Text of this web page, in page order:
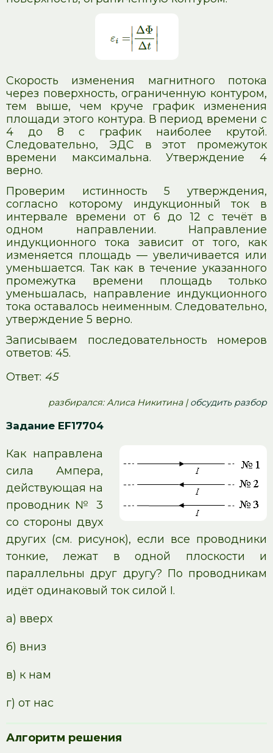
Скорость изменения магнитного потока
через поверхность, ограниченную контуром,
тем выше, чем круче график изменения
площади этого контура. В период времени с
4 до 8 с график наиболее крутой.
Следовательно, ЭДС в этот промежуток
времени максимальна. Утверждение 4
верно.
Проверим истинность 5 утверждения,
согласно которому индукционный ток в
интервале времени от 6 до 12 с течёт в
одном направлении. Направление
индукционного тока зависит от того, как
изменяется площадь — увеличивается или
уменьшается. Так как в течение указанного
промежутка времени площадь только
уменьшалась, направление индукционного
тока оставалось неименным. Следовательно,
утверждение 5 верно.
Записываем последовательность номеров
ответов: 45.
Ответ: 45
pазбирался: Алиса Никитина |обсудить разбор
Задание EF17704
Как направлена
сила Ампера,
действующая на
проводник № 3
со стороны двух
других (см. рисунок), если все проводники
тонкие, лежат в одной плоскости и
параллельны друг другу? По проводникам
идёт одинаковый ток силой I.
а) вверх
б) вниз
в) к нам
г) от нас
Алгоритм решения